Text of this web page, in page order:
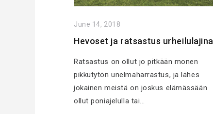
June 14, 2018
Hevoset ja ratsastus urheilulajina
Ratsastus on ollut jo pitkään monen
pikkutytön unelmaharrastus, ja lähes
jokainen meistä on joskus elämässään
ollut poniajelulla tai...